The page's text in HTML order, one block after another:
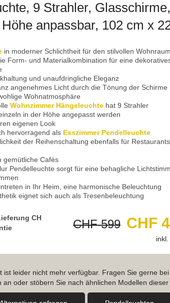
9 Strahler, Glasschirme,
anpassbar, 102 cm x
in moderner Schlichtheit für den stilvollen Wohnraum
Form- und Materialkombination für eine
und unaufdringliche Eleganz
angenehmes Licht durch die Tönung der Schirme
Wohnatmosphäre
Wohnzimmer Hängeleuchte hat 9 Strahler
in der Höhe angepasst werden
eigenen Look
hervorragend als Esszimmer Pendelleuchte
der Reihenschaltung ebenfalls für
gemütliche Cafés
Pendelleuchte sorgt für eine behagliche
in Ihr Heim, eine harmonische Beleuchtung
eignet sich auch als Tresenbeleuchtung
zu erhöhen, empfehlen wir den Einsatz von
mit Switch Dimmer
Licht in 3 Stufen
zum Ausspannen, zum Beispiel auf dem
Licht erneut aus und wieder an, erhalten Sie eine
CH
CHF 599 CHF
inkl.
ist leider nicht mehr verfügbar. Fragen Sie gerne
an oder stöbern Sie nach ähnlichen Modellen dieser